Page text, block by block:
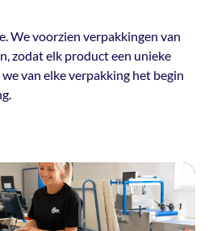
We voorzien verpakkingen van
zodat elk product een unieke
van elke verpakking het begin